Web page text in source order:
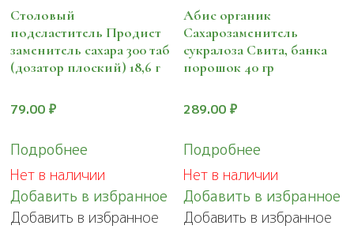
Столовый
подсластитель Продиет
заменитель сахара 300 таб
(дозатор плоский) 18,6 г
79.00 ₽
Подробнее
Нет в наличии
Добавить в избранное
Добавить в избранное
Абис органик
Сахарозаменитель
сукралоза Свита, банка
порошок 40 гр
289.00₽
Подробнее
Нет в наличии
Добавить в избранное
Добавить в избранное